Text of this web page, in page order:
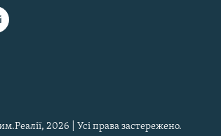
2026 | Усі права застережено.